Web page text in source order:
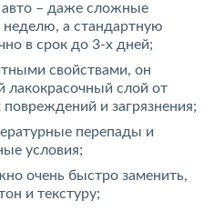
авто – даже сложные
а стандартную
в срок до 3-х дней;
свойствами, он
лакокрасочный слой от
и загрязнения;
перепады и
условия;
очень быстро заменить,
и текстуру;